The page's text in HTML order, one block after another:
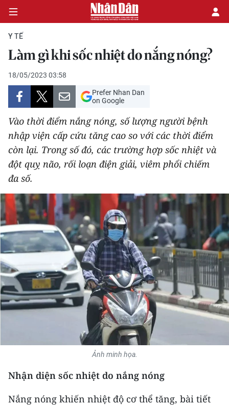
CHÍNH TRỊ
KINH TẾ
VĂN HÓA
XÃ HỘI
PHÁP LUẬT
DU LỊCH
THẾ GIỚI
THỂ THAO
GIÁO DỤC
Y TẾ
KHOA HỌC - CÔNG NGHỆ
Y TẾ
Làm gì khi sốc nhiệt do nắng nóng?
18/05/2023 03:58
Prefer Nhan Dan
on Google
Vào thời điểm nắng nóng, số lượng người bệnh
nhập viện cấp cứu tăng cao so với các thời điểm
còn lại. Trong số đó, các trường hợp sốc nhiệt và
đột quỵ não, rối loạn điện giải, viêm phổi chiếm
đa số.
Ảnh minh họa.
Nhận diện sốc nhiệt do nắng nóng
Nắng nóng khiến nhiệt độ cơ thể tăng, bài tiết